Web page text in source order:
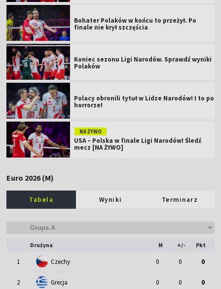
Bohater Polaków w końcu to przeżył. Po
finale nie krył szczęścia
Koniec sezonu Ligi Narodów. Sprawdź wyniki
Polaków
Polacy obronili tytuł w Lidze Narodów! I to po
horrorze!
NA ŻYWO
USA – Polska w finale Ligi Narodów! Śledź
mecz [NA ŻYWO]
Euro 2026 (M)
Tabela Wyniki Terminarz
Drużyna M +/- Pkt
1 Czechy 0 0 0
2 Grecja 0 0 0